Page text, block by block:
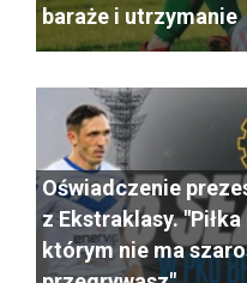
baraże i utrzymanie
Oświadczenie
z Ekstraklasy.
którym nie ma